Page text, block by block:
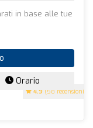
4.9 (58 recensioni)
in base alle tue
Orario